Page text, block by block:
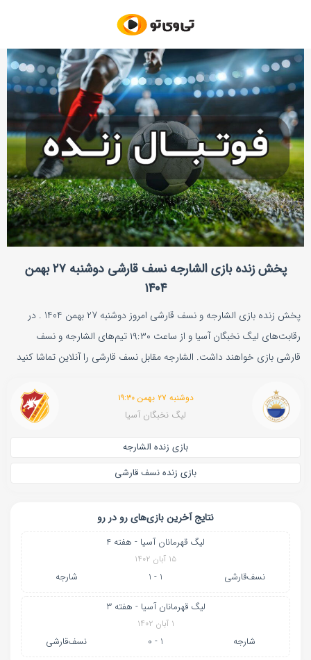
پخش زنده بازی الشارجه نسف قارشی دوشنبه ۲۷ بهمن
۱۴۰۴
پخش زنده بازی الشارجه و نسف قارشی امروز دوشنبه 27 بهمن 1404 . در
رقابت‌های لیگ نخبگان آسیا و از ساعت ۱۹:۳۰ تیم‌های الشارجه و نسف
قارشی بازی خواهند داشت. الشارجه مقابل نسف قارشی را آنلاین تماشا کنید
دوشنبه ۲۷ بهمن ۱۹:۳۰
لیگ نخبگان آسیا
بازی زنده الشارجه
بازی زنده نسف قارشی
نتایج آخرین بازی‌های رو در رو
لیگ قهرمانان آسیا - هفته 4
۱۵ آبان ۱۴۰۲
نسف‌قارشی 1 - 1 شارجه
لیگ قهرمانان آسیا - هفته 3
۱ آبان ۱۴۰۲
شارجه 1 - 0 نسف‌قارشی